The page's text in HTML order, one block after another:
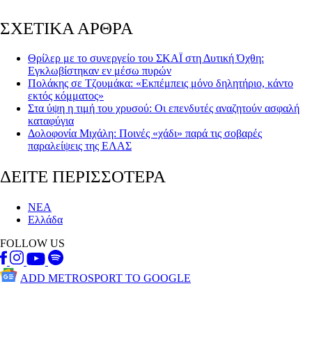
ΣΧΕΤΙΚΑ ΑΡΘΡΑ
Θρίλερ με το συνεργείο του ΣΚΑΪ στη Δυτική Όχθη:
Εγκλωβίστηκαν εν μέσω πυρών
Πολάκης σε Τζουμάκα: «Εκπέμπεις μόνο δηλητήριο, κάντο
εκτός κόμματος»
Στα ύψη η τιμή του χρυσού: Οι επενδυτές αναζητούν ασφαλή
καταφύγια
Δολοφονία Μιχάλη: Ποινές «χάδι» παρά τις σοβαρές
παραλείψεις της ΕΛΑΣ
ΔΕΙΤΕ ΠΕΡΙΣΣΟΤΕΡΑ
ΝΕΑ
Ελλάδα
FOLLOW US
ADD METROSPORT TO GOOGLE